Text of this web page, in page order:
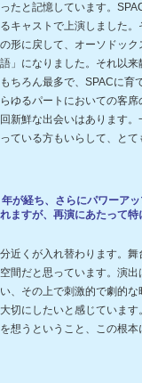
たと記憶しています。
るキャストで上演しました
形に戻して、オーソドッ
語」になりました。それ以
ちろん最多で、SPACに育
ゆるパートにおいての客
新鮮な出会いはあります
ている方もいらして、と
が経ち、さらにパワーア
ますが、再演にあたって特
近くが入れ替わります。
間だと思っています。演
、その上で刺激的で劇的
切にしたいと感じていま
想うということ、この根